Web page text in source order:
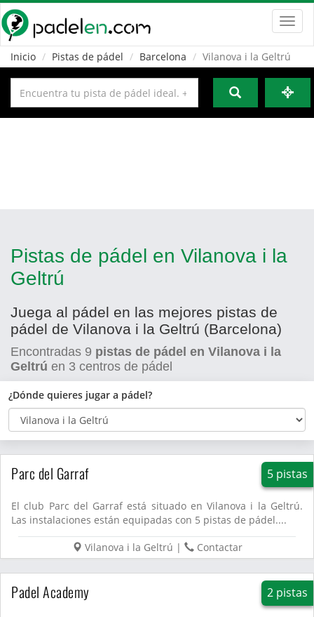
Inicio
Pistas de pádel Barcelona Vilanova i la Geltrú
Pistas de pádel en Vilanova i la
Geltrú
Juega al pádel en las mejores pistas de
pádel de Vilanova i la Geltrú (Barcelona)
Encontradas 9 pistas de pádel en Vilanova i la
Geltrú en 3 centros de pádel
¿Dónde quieres jugar a pádel?
Parc del Garraf 5 pistas
El club Parc del Garraf está situado en Vilanova i la Geltrú.
Las instalaciones están equipadas con 5 pistas de pádel....
Vilanova i la Geltrú | Contactar
Padel Academy 2 pistas